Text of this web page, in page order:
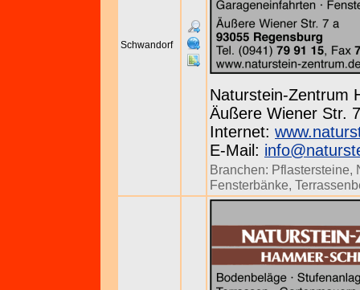
Schwandorf
Naturstein-Zentrum
Äußere Wiener Str.
Internet:
E-Mail:
Branchen: Pflastersteine,
Fensterbänke,